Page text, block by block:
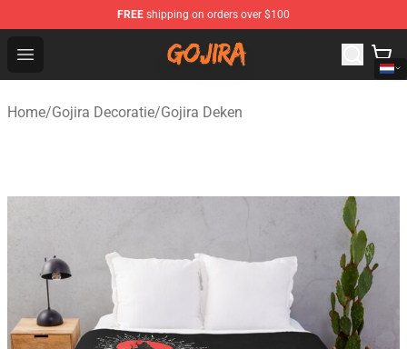
FREE shipping on orders over $100
Open menu
Gojira Shop - Official Gojira Merchandise Store
Home/Gojira Decoratie/Gojira Deken